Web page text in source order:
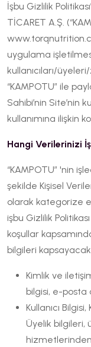
İşbu Gizlilik
TİCARET A.Ş.
uygulama
kullanıcıları/
“KAMPOTU” ile
Sahibi’nin Site’nin
kullanımına ilişkin
Hangi Verilerinizi
“KAMPOTU” 'nin
şekilde Kişisel
olarak kategorize
işbu Gizlilik
koşullar
bilgileri
Kimlik ve
bilgisi, e-posta
Kullanıcı
Üyelik bilgileri,
hizmetlerinden